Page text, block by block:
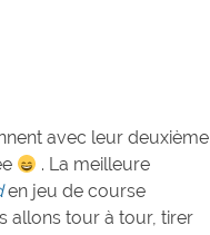
avec leur deuxième
. La meilleure
en jeu de course
allons tour à tour, tirer